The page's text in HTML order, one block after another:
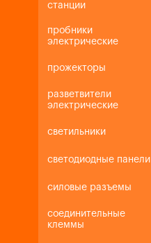
станции
пробники
электрические
прожекторы
разветвители
электрические
светильники
светодиодные панели
силовые разъемы
соединительные
клеммы